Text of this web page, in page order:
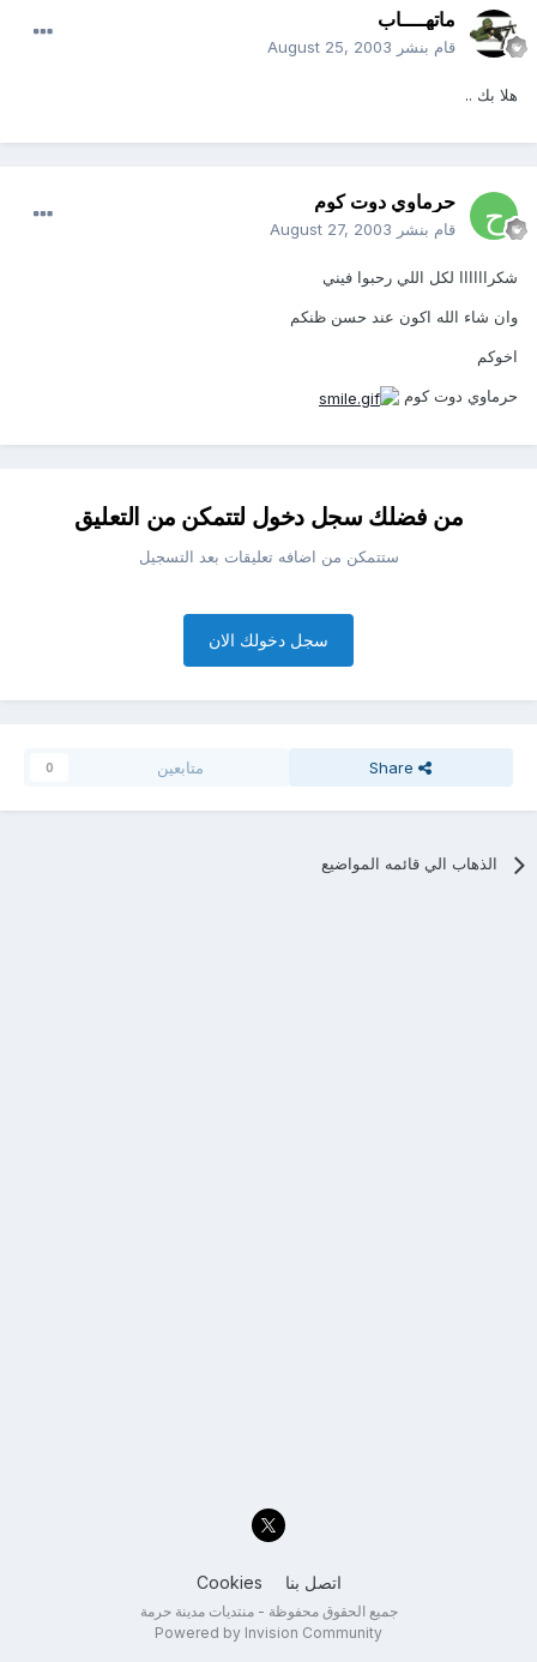
ماتهــــاب
قام بنشر August 25, 2003
هلا بك ..
حرماوي دوت كوم
قام بنشر August 27, 2003
شكراااااا لكل اللي رحبوا فيني
وان شاء الله اكون عند حسن ظنكم
اخوكم
حرماوي دوت كوم
من فضلك سجل دخول لتتمكن من التعليق
ستتمكن من اضافه تعليقات بعد التسجيل
سجل دخولك الان
Share متابعين 0
الذهاب الي قائمه المواضيع
اتصل بنا Cookies
جميع الحقوق محفوظة - منتديات مدينة حرمة
Powered by Invision Community